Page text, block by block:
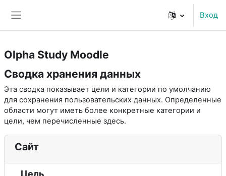
Вход
Olpha Study Moodle
Сводка хранения данных
Эта сводка показывает цели и категории по умолчанию
для сохранения пользовательских данных. Определенные
области могут иметь более конкретные категории и
цели, чем перечисленные здесь.
Сайт
Цель